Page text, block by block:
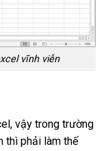
vĩnh viễn
vậy trong trường
thì phải làm thế